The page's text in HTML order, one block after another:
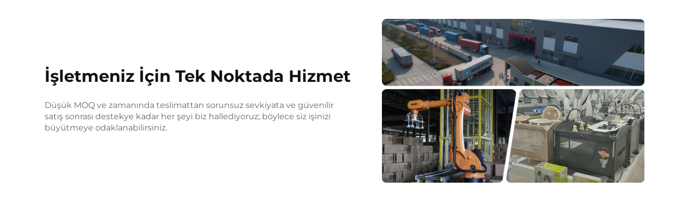
İşletmeniz İçin Tek Noktada Hizmet
Düşük MOQ ve zamanında teslimattan sorunsuz sevkiyata ve güvenilir
satış sonrası destekye kadar her şeyi biz hallediyoruz; böylece siz işinizi
büyütmeye odaklanabilirsiniz.